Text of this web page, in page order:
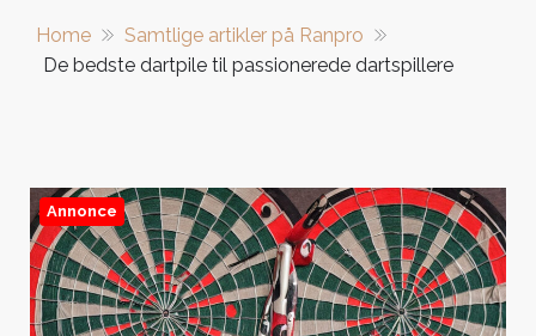
Home
Samtlige artikler på Ranpro
De bedste dartpile til passionerede dartspillere
Annonce